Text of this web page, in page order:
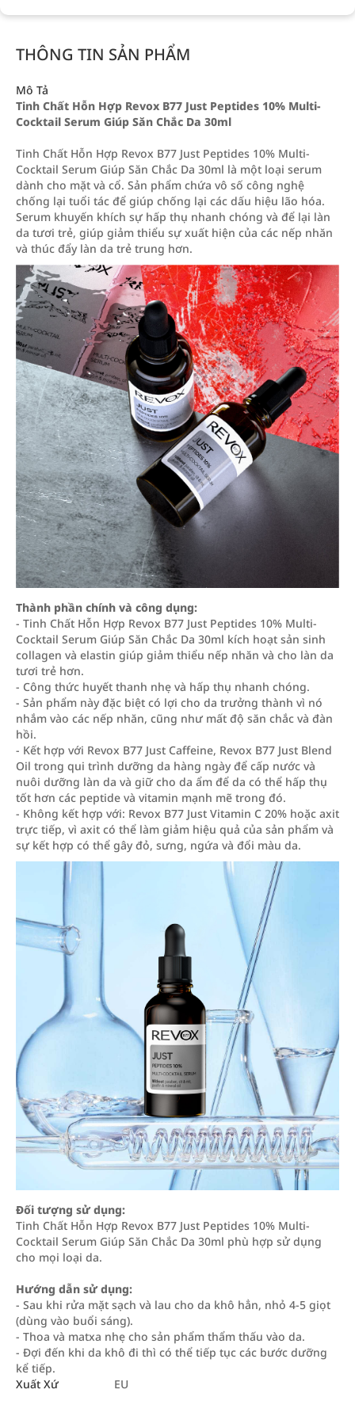
THÔNG TIN SẢN PHẨM
Mô Tả
Tinh Chất Hỗn Hợp Revox B77 Just Peptides 10% Multi-
Cocktail Serum Giúp Săn Chắc Da 30ml
Tinh Chất Hỗn Hợp Revox B77 Just Peptides 10% Multi-
Cocktail Serum Giúp Săn Chắc Da 30ml là một loại serum
dành cho mặt và cổ. Sản phẩm chứa vô số công nghệ
chống lại tuổi tác để giúp chống lại các dấu hiệu lão hóa.
Serum khuyến khích sự hấp thụ nhanh chóng và để lại làn
da tươi trẻ, giúp giảm thiểu sự xuất hiện của các nếp nhăn
và thúc đẩy làn da trẻ trung hơn.
Thành phần chính và công dụng:
- Tinh Chất Hỗn Hợp Revox B77 Just Peptides 10% Multi-
Cocktail Serum Giúp Săn Chắc Da 30ml kích hoạt sản sinh
collagen và elastin giúp giảm thiểu nếp nhăn và cho làn da
tươi trẻ hơn.
- Công thức huyết thanh nhẹ và hấp thụ nhanh chóng.
- Sản phẩm này đặc biệt có lợi cho da trưởng thành vì nó
nhắm vào các nếp nhăn, cũng như mất độ săn chắc và đàn
hồi.
- Kết hợp với Revox B77 Just Caffeine, Revox B77 Just Blend
Oil trong qui trình dưỡng da hàng ngày để cấp nước và
nuôi dưỡng làn da và giữ cho da ẩm để da có thể hấp thụ
tốt hơn các peptide và vitamin mạnh mẽ trong đó.
- Không kết hợp với: Revox B77 Just Vitamin C 20% hoặc axit
trực tiếp, vì axit có thể làm giảm hiệu quả của sản phẩm và
sự kết hợp có thể gây đỏ, sưng, ngứa và đổi màu da.
Đối tượng sử dụng:
Tinh Chất Hỗn Hợp Revox B77 Just Peptides 10% Multi-
Cocktail Serum Giúp Săn Chắc Da 30ml phù hợp sử dụng
cho mọi loại da.
Hướng dẫn sử dụng:
- Sau khi rửa mặt sạch và lau cho da khô hẳn, nhỏ 4-5 giọt
(dùng vào buổi sáng).
- Thoa và matxa nhẹ cho sản phẩm thẩm thấu vào da.
- Đợi đến khi da khô đi thì có thể tiếp tục các bước dưỡng
kể tiếp.
Xuất Xứ
EU